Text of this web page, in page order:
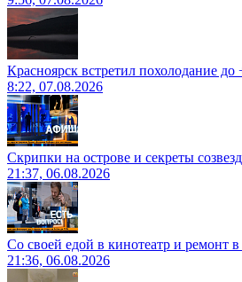
Красноярск встретил похолодание до
8:22, 07.08.2026
Скрипки на острове и секреты
21:37, 06.08.2026
Со своей едой в кинотеатр и ремонт
21:36, 06.08.2026